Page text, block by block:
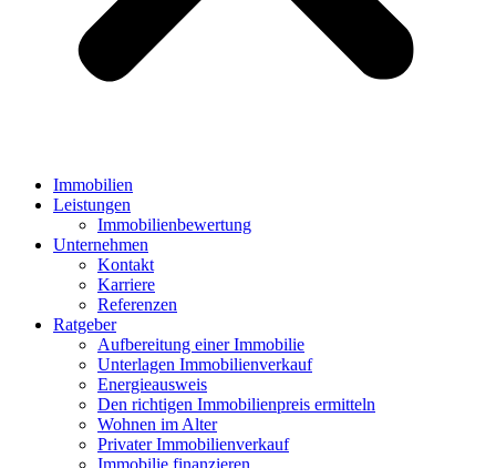
Immobilien
Leistungen
Immobilienbewertung
Unternehmen
Kontakt
Karriere
Referenzen
Ratgeber
Aufbereitung einer Immobilie
Unterlagen Immobilienverkauf
Energieausweis
Den richtigen Immobilienpreis ermitteln
Wohnen im Alter
Privater Immobilienverkauf